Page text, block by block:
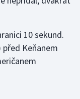
10 sekund.
Keňanem